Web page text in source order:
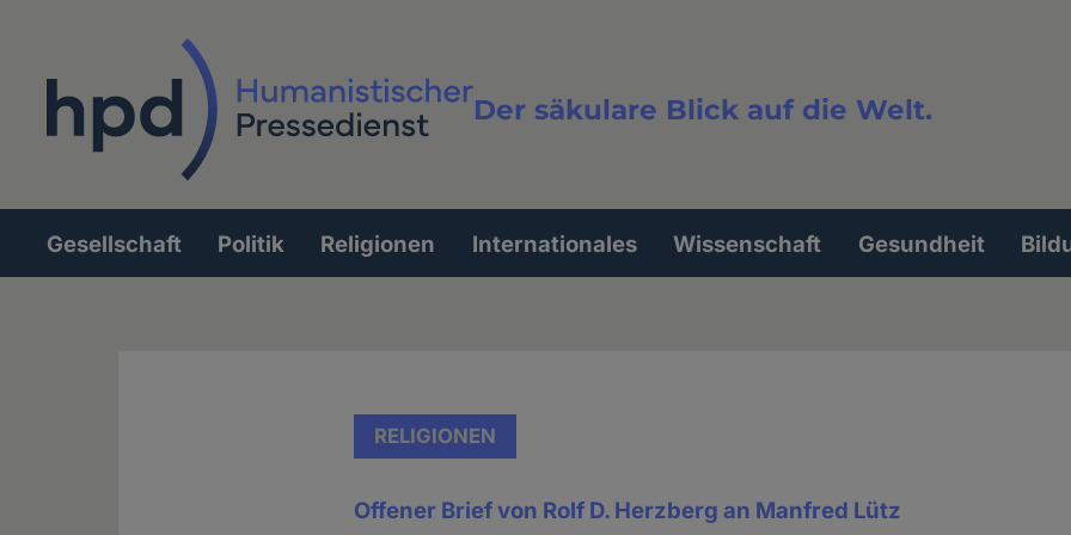
Der säkulare Blick auf die Welt.
Volltextsuche
Hauptnavigation
Gesellschaft Politik Religionen Internationales Wissenschaft Gesundheit
RELIGIONEN
Offener Brief von Rolf D. Herzberg an Manfred Lütz